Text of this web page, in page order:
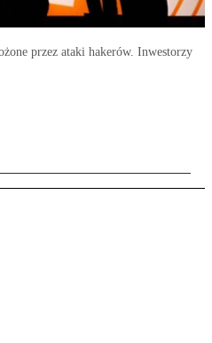
przez ataki hakerów. Inwestorzy